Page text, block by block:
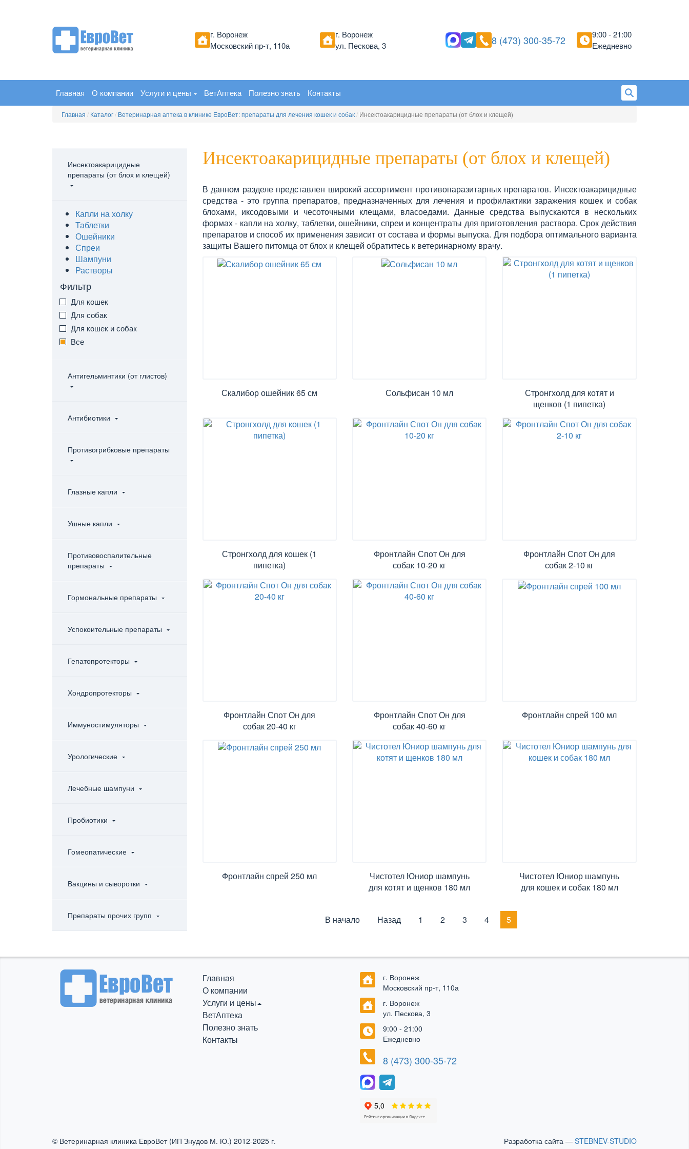
г. Воронеж
Московский пр-т, 110а
г. Воронеж
ул. Пескова, 3
8 (473) 300-35-72
9:00 - 21:00
Ежедневно
Главная О компании Услуги и цены ВетАптека Полезно знать Контакты
Главная / Каталог/ Ветеринарная аптека в клинике ЕвроВет: препараты для лечения кошек и собак/ Инсектоакарицидные препараты (от блох и клещей)
Инсектоакарицидные
препараты (от блох и клещей)
Капли на холку
Таблетки
Ошейники
Спреи
Шампуни
Растворы
Фильтр
Для кошек
Для собак
Для кошек и собак
Все
Антигельминтики (от глистов)
Антибиотики
Противогрибковые препараты
Глазные капли
Ушные капли
Противовоспалительные
препараты
Гормональные препараты
Успокоительные препараты
Гепатопротекторы
Хондропротекторы
Иммуностимуляторы
Урологические
Лечебные шампуни
Пробиотики
Гомеопатические
Вакцины и сыворотки
Препараты прочих групп
Инсектоакарицидные препараты (от блох и клещей)
В данном разделе представлен широкий ассортимент противопаразитарных препаратов. Инсектоакарицидные
средства - это группа препаратов, предназначенных для лечения и профилактики заражения кошек и собак
блохами, иксодовыми и чесоточными клещами, власоедами. Данные средства выпускаются в нескольких
формах - капли на холку, таблетки, ошейники, спреи и концентраты для приготовления раствора. Срок действия
препаратов и способ их применения зависит от состава и формы выпуска. Для подбора оптимального варианта
защиты Вашего питомца от блох и клещей обратитесь к ветеринарному врачу.
Скалибор ошейник 65 см Сольфисан 10 мл
Стронгхолд для котят и
щенков (1 пипетка)
Стронгхолд для кошек (1
пипетка)
Фронтлайн Спот Он для
собак 10-20 кг
Фронтлайн Спот Он для
собак 2-10 кг
Фронтлайн Спот Он для
собак 20-40 кг
Фронтлайн Спот Он для
собак 40-60 кг
Фронтлайн спрей 100 мл
Фронтлайн спрей 250 мл
Чистотел Юниор шампунь
для котят и щенков 180 мл
Чистотел Юниор шампунь
для кошек и собак 180 мл
В начало Назад 1 2 3 4 5
Главная
О компании
Услуги и цены
ВетАптека
Полезно знать
Контакты
г. Воронеж
Московский пр-т, 110а
г. Воронеж
ул. Пескова, 3
9:00 - 21:00
Ежедневно
8 (473) 300-35-72
© Ветеринарная клиника ЕвроВет (ИП Знудов М. Ю.) 2012-2025 г. Разработка сайта — STEBNEV-STUDIO